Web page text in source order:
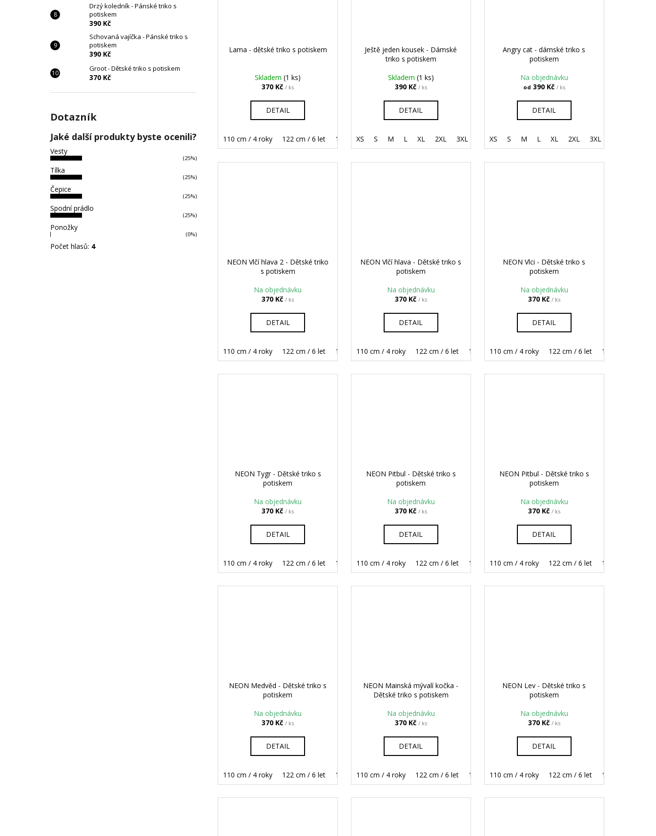
Drzý koledník - Pánské triko s
potiskem
390 Kč
Schovaná vajíčka - Pánské triko s
potiskem
390 Kč
Groot - Dětské triko s potiskem
370 Kč
Dotazník
Jaké další produkty byste ocenili?
Vesty
(25%)
Tílka
(25%)
Čepice
(25%)
Spodní prádlo
(25%)
Ponožky
(0%)
Počet hlasů: 4
Lama - dětské triko s potiskem
Skladem(1 ks)
370 Kč/ ks
DETAIL
110 cm / 4 roky 122 cm / 6 let 134 cm / 8 let 146 cm / 10 let 158 cm / 12 let
Ještě jeden kousek - Dámské
triko s potiskem
Skladem (1 ks)
390 Kč / ks
DETAIL
XS S M L XL 2XL 3XL
Angry cat - dámské triko s
potiskem
Na objednávku
od 390 Kč / ks
DETAIL
XS S M L XL 2XL 3XL
NEON Vlčí hlava 2 - Dětské triko
s potiskem
Na objednávku
370 Kč/ ks
DETAIL
110 cm / 4 roky 122 cm / 6 let 134 cm / 8 let 146 cm / 10 let 158 cm / 12 let
NEON Vlčí hlava - Dětské triko s
potiskem
Na objednávku
370 Kč / ks
DETAIL
110 cm / 4 roky 122 cm / 6 let 134 cm / 8 let 146 cm / 10 let 158 cm / 12 let
NEON Vlci - Dětské triko s
potiskem
Na objednávku
370 Kč / ks
DETAIL
110 cm / 4 roky 122 cm / 6 let 134 cm / 8 let
NEON Tygr - Dětské triko s
potiskem
Na objednávku
370 Kč/ ks
DETAIL
110 cm / 4 roky 122 cm / 6 let 134 cm / 8 let 146 cm / 10 let 158 cm / 12 let
NEON Pitbul - Dětské triko s
potiskem
Na objednávku
370 Kč / ks
DETAIL
110 cm / 4 roky 122 cm / 6 let 134 cm / 8 let 146 cm / 10 let 158 cm / 12 let
NEON Pitbul - Dětské triko s
potiskem
Na objednávku
370 Kč / ks
DETAIL
110 cm / 4 roky 122 cm / 6 let 134 cm / 8 let
NEON Medvěd - Dětské triko s
potiskem
Na objednávku
370 Kč/ ks
DETAIL
110 cm / 4 roky 122 cm / 6 let 134 cm / 8 let 146 cm / 10 let 158 cm / 12 let
NEON Mainská mývalí kočka -
Dětské triko s potiskem
Na objednávku
370 Kč / ks
DETAIL
110 cm / 4 roky 122 cm / 6 let 134 cm / 8 let 146 cm / 10 let 158 cm / 12 let
NEON Lev - Dětské triko s
potiskem
Na objednávku
370 Kč / ks
DETAIL
110 cm / 4 roky 122 cm / 6 let 134 cm / 8 let